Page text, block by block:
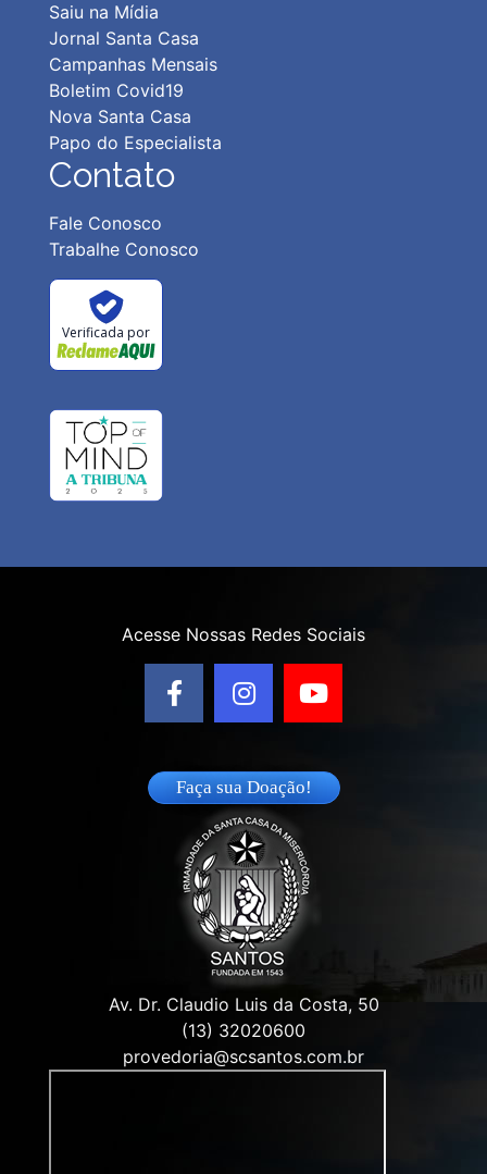
Saiu na Mídia
Jornal Santa Casa
Campanhas Mensais
Boletim Covid19
Nova Santa Casa
Papo do Especialista
Contato
Fale Conosco
Trabalhe Conosco
Verificada por
Acesse Nossas Redes Sociais
Faça sua Doação!
Av. Dr. Claudio Luis da Costa, 50
(13) 32020600
provedoria@scsantos.com.br